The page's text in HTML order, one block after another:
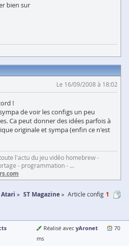
bien sur
Le 16/09/2008 à 18:02
!
de voir les configs un peu
Ca peut donner des idées parfois à
originale et sympa (enfin ce n'est
l'actu du jeu vidéo homebrew -
- programmation - ...
ST Magazine
Article config 1
Réalisé avec yAronet
70
ms